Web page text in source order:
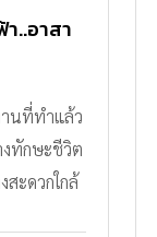
..อาสา
านที่ทำแล้ว
งทักษะชีวิต
ะดวกใกล้